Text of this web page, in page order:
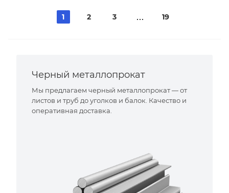
1 2 3 19
Черный металлопрокат
Мы предлагаем черный металлопрокат — от
листов и труб до уголков и балок. Качество и
оперативная доставка.